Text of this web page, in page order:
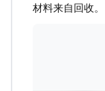
材料来自回收。